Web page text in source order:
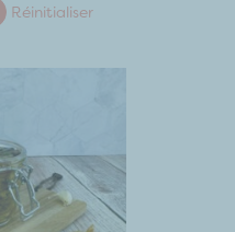
Réinitialiser